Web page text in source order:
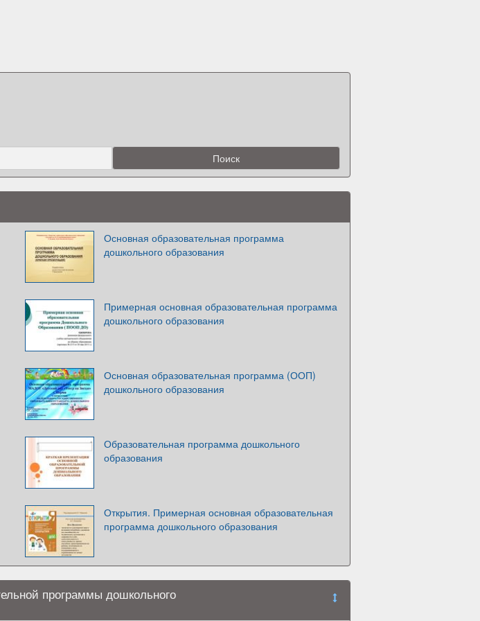
Основная образовательная программа
дошкольного образования
Примерная основная образовательная программа
дошкольного образования
Основная образовательная программа (ООП)
дошкольного образования
Образовательная программа дошкольного
образования
Открытия. Примерная основная образовательная
программа дошкольного образования
программы дошкольного